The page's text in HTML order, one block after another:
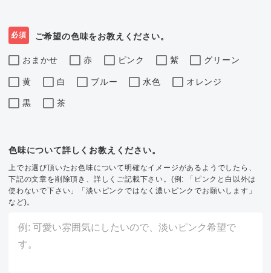
必須 ご希望の色味をお教えください。
おまかせ 赤 ピンク 紫 グリーン
黄 白 ブルー 水色 オレンジ
黒 茶
色味について詳しくお教えください。
上でお選び頂いたお色味について明確なイメージがあるようでしたら、
下記の文章を削除頂き、詳しくご記載下さい。(例: 「ピンクと白以外は
使わないで下さい」「淡いピンクではなく濃いピンクでお願いします」
など)。